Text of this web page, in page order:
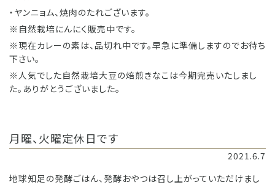
・ヤンニョム、焼肉のたれございます。
※自然栽培にんにく販売中です。
※現在カレーの素は、品切れ中です。早急に準備しますのでお待ち
下さい。
※人気でした自然栽培大豆の焙煎きなこは今期完売いたしまし
た。ありがとうございました。
月曜、火曜定休日です
2021.6.7
地球知足の発酵ごはん、発酵おやつは召し上がっていただけまし